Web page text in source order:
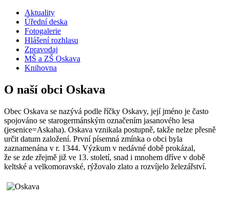
Aktuality
Úřední deska
Fotogalerie
Hlášení rozhlasu
Zpravodaj
MŠ a ZŠ Oskava
Knihovna
O naší obci Oskava
Obec Oskava se nazývá podle říčky Oskavy, její jméno je často
spojováno se starogermánským označením jasanového lesa
(jesenice=Askaha). Oskava vznikala postupně, takže nelze přesně
určit datum založení. První písemná zmínka o obci byla
zaznamenána v r. 1344. Výzkum v nedávné době prokázal,
že se zde zřejmě již ve 13. století, snad i mnohem dříve v době
keltské a velkomoravské, rýžovalo zlato a rozvíjelo železářství.